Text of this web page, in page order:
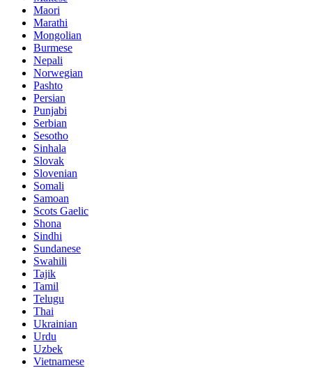
Maori
Marathi
Mongolian
Burmese
Nepali
Norwegian
Pashto
Persian
Punjabi
Serbian
Sesotho
Sinhala
Slovak
Slovenian
Somali
Samoan
Scots Gaelic
Shona
Sindhi
Sundanese
Swahili
Tajik
Tamil
Telugu
Thai
Ukrainian
Urdu
Uzbek
Vietnamese